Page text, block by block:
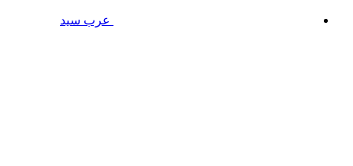
عرب سيد